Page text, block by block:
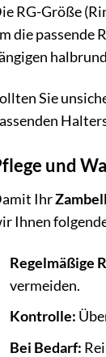
RG-Größe
die passende
Sie
und
Ihr
Ihnen
Regelmäßige
vermeiden.
Kontrolle:
Bei Bedarf: